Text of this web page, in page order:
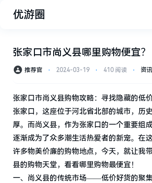
优游圈
张家口市尚义县哪里购物便宜？
推荐官 ⋅ 2024-03-19 ⋅ 410 阅读 ⋅ 资讯
张家口市尚义县购物攻略：寻找隐藏的低
张家口，这座位于河北省北部的城市，历
厚。而尚义县，作为张家口的一个重要组
逐渐成为了众多潮生活热爱者的新宠。在
许多物美价廉的购物地点，今天，就让我
县的购物天堂，看看哪里购物最便宜！
一、尚义县的传统市场——低价好货的聚